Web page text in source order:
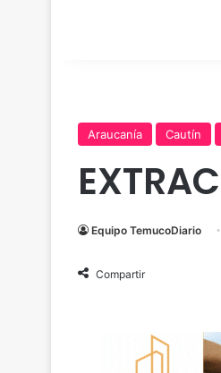
Araucanía Cautín
Equipo TemucoDiario
Compartir